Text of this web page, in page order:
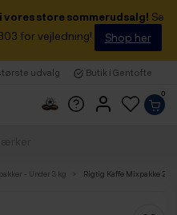
vores store sommerudsalg! Se
for vejledning!
Shop her
udvalg Butik i Gentofte
0
- Under 3 kg Rigtig Kaffe Mixpakke